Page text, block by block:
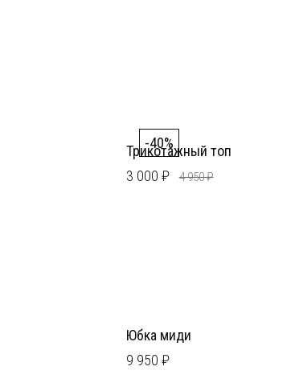
-40%
Трикотажный топ
3 000 ₽
4 950 ₽
Юбка миди
9 950 ₽